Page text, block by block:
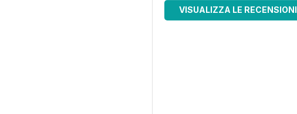
VISUALIZZA LE RECENSIONI